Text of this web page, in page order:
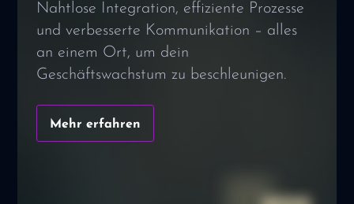
Nahtlose Integration, effiziente Prozesse
und verbesserte Kommunikation – alles
an einem Ort, um dein
Geschäftswachstum zu beschleunigen.
Mehr erfahren